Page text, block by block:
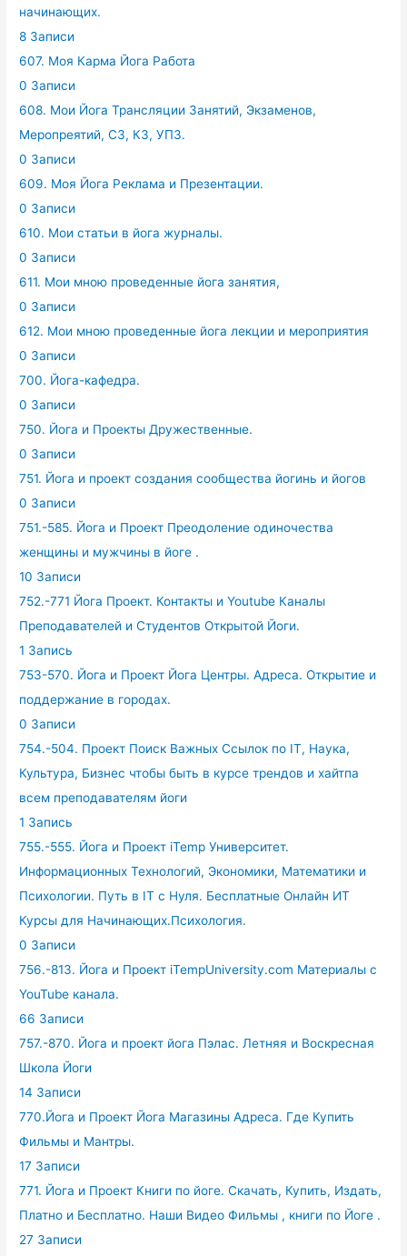
начинающих.
8 Записи
607. Моя Карма Йога Работа
0 Записи
608. Мои Йога Трансляции Занятий, Экзаменов,
Меропреятий, СЗ, КЗ, УПЗ.
0 Записи
609. Моя Йога Реклама и Презентации.
0 Записи
610. Мои статьи в йога журналы.
0 Записи
611. Мои мною проведенные йога занятия,
0 Записи
612. Мои мною проведенные йога лекции и мероприятия
0 Записи
700. Йога-кафедра.
0 Записи
750. Йога и Проекты Дружественные.
0 Записи
751. Йога и проект создания сообщества йогинь и йогов
0 Записи
751.-585. Йога и Проект Преодоление одиночества
женщины и мужчины в йоге .
10 Записи
752.-771 Йога Проект. Контакты и Youtube Каналы
Преподавателей и Студентов Открытой Йоги.
1 Запись
753-570. Йога и Проект Йога Центры. Адреса. Открытие и
поддержание в городах.
0 Записи
754.-504. Проект Поиск Важных Ссылок по IT, Наука,
Культура, Бизнес чтобы быть в курсе трендов и хайтпа
всем преподавателям йоги
1 Запись
755.-555. Йога и Проект iTemp Университет.
Информационных Технологий, Экономики, Математики и
Психологии. Путь в IT с Нуля. Бесплатные Онлайн ИТ
Курсы для Начинающих.Психология.
0 Записи
756.-813. Йога и Проект iTempUniversity.com Материалы с
YouTube канала.
66 Записи
757.-870. Йога и проект йога Пэлас. Летняя и Воскресная
Школа Йоги
14 Записи
770.Йога и Проект Йога Магазины Адреса. Где Купить
Фильмы и Мантры.
17 Записи
771. Йога и Проект Книги по йоге. Скачать, Купить, Издать,
Платно и Бесплатно. Наши Видео Фильмы , книги по Йоге .
27 Записи